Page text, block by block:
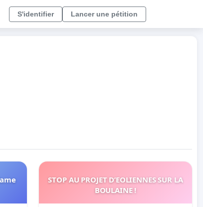
S'identifier Lancer une pétition
STOP AU PROJET D’EOLIENNES SUR LA
BOULAINE !